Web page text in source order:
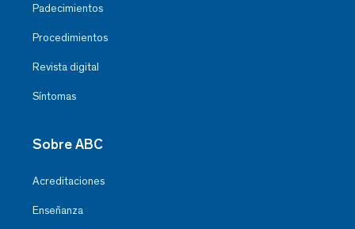
Padecimientos
Procedimientos
Revista digital
Síntomas
Sobre ABC
Acreditaciones
Enseñanza